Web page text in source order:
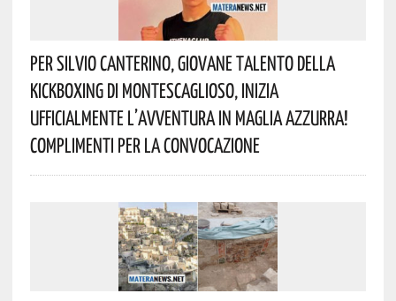
Per Silvio Canterino, Giovane Talento Della
Kickboxing Di Montescaglioso, Inizia
Ufficialmente L’avventura In Maglia Azzurra!
Complimenti Per La Convocazione